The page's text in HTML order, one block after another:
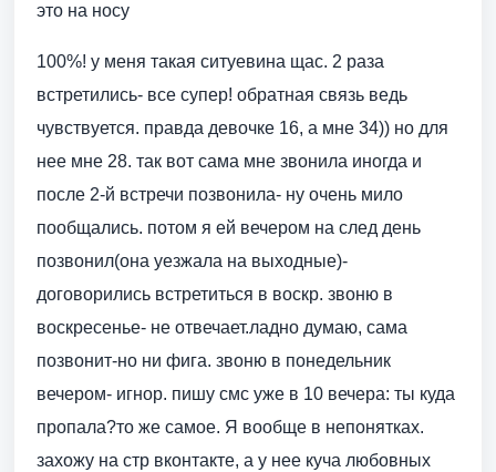
это на носу
100%! у меня такая ситуевина щас. 2 раза
встретились- все супер! обратная связь ведь
чувствуется. правда девочке 16, а мне 34)) но для
нее мне 28. так вот сама мне звонила иногда и
после 2-й встречи позвонила- ну очень мило
пообщались. потом я ей вечером на след день
позвонил(она уезжала на выходные)-
договорились встретиться в воскр. звоню в
воскресенье- не отвечает.ладно думаю, сама
позвонит-но ни фига. звоню в понедельник
вечером- игнор. пишу смс уже в 10 вечера: ты куда
пропала?то же самое. Я вообще в непонятках.
захожу на стр вконтакте, а у нее куча любовных